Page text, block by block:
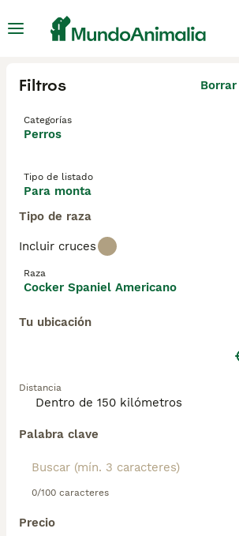
Filtros
Categorías
Perros
Tipo de listado
Para monta
Tipo de raza
Incluir cruces
Raza
Cocker Spaniel Americano
Tu ubicación
Distancia
Palabra clave
0/100 caracteres
Precio